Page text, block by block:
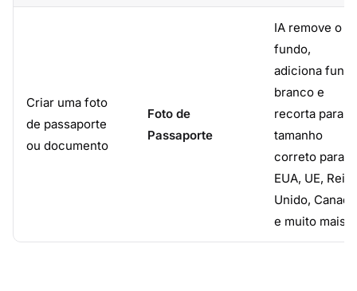
Criar uma foto
de passaporte
ou documento
Foto de
Passaporte
IA remove o
fundo,
adiciona
branco e
recorta para o
tamanho
correto para
EUA, UE,
Unido, Canadá
e muito mais.